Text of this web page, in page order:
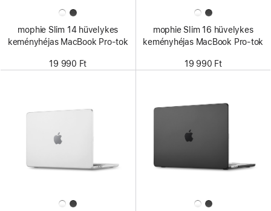
mophie Slim 14 hüvelykes
keményhéjas MacBook Pro-tok
19 990 Ft
mophie Slim 16 hüvelykes
keményhéjas MacBook Pro-tok
19 990 Ft